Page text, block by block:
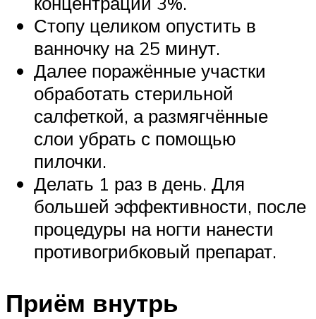
Стопу целиком опустить в
ванночку на 25 минут.
Далее поражённые участки
обработать стерильной
салфеткой, а размягчённые
слои убрать с помощью
пилочки.
Делать 1 раз в день. Для
большей эффективности, после
процедуры на ногти нанести
противогрибковый препарат.
Приём внутрь